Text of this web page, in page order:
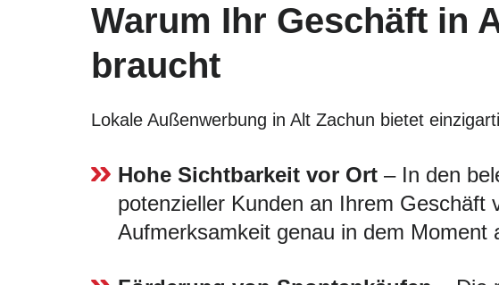
Warum Ihr Geschäft in
braucht
Lokale Außenwerbung in Alt Zachun bietet
Hohe Sichtbarkeit vor Ort – In den
potenzieller Kunden an Ihrem
Aufmerksamkeit genau in dem